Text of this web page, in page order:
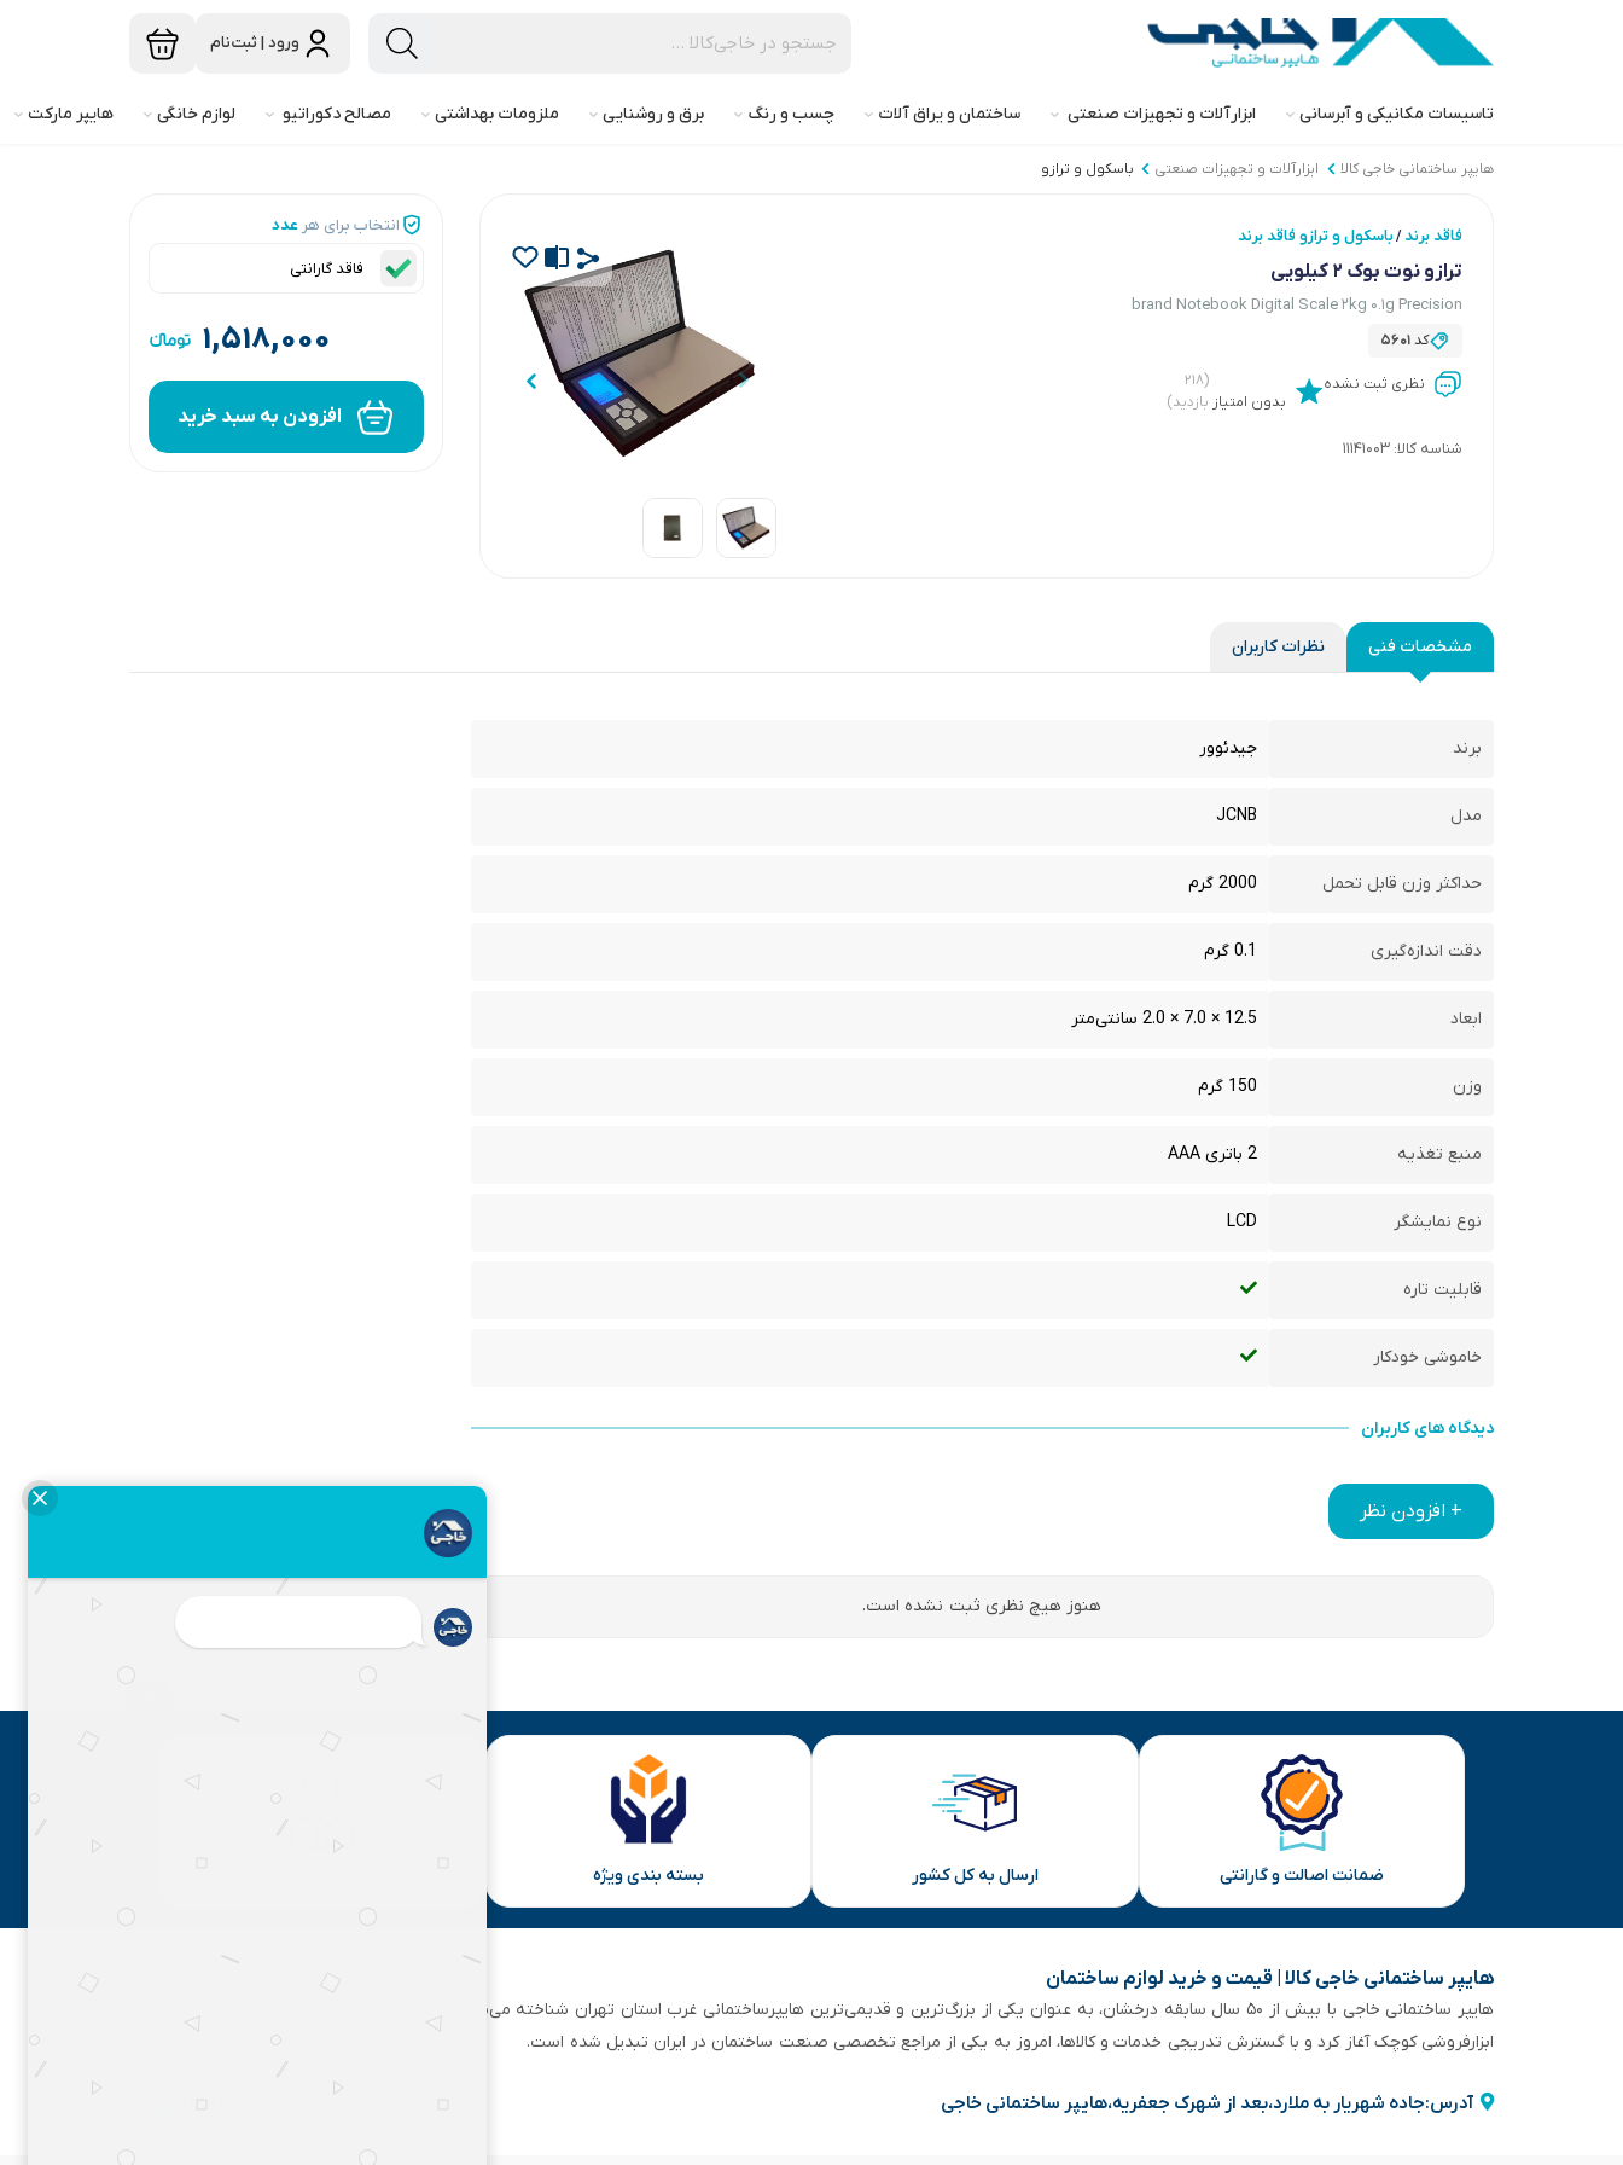
ورود | ثبت‌نام
تاسیسات مکانیکی و آبرسانی ابزارآلات و تجهیزات صنعتی ساختمان و یراق آلات چسب و رنگ برق و روشنایی ملزومات بهداشتی مصالح دکوراتیو لوازم خانگی هایپر مارکت
هایپر ساختمانی خاجی‌ کالا ابزارآلات و تجهیزات صنعتی باسکول و ترازو
فاقد برند/باسکول و ترازو فاقد برند
ترازو نوت بوک 2 کیلویی
brand Notebook Digital Scale 2kg 0.1g Precision
کد5601
نظری ثبت نشده
بدون امتیاز
(۲۱۸
بازدید)
شناسه کالا: 11141003
انتخاب برای هر عدد
فاقد گارانتی
۱,۵۱۸,۰۰۰
افزودن به سبد خرید
مشخصات فنی نظرات کاربران
برند جیدئوور
مدل JCNB
حداکثر وزن قابل تحمل 2000 گرم
دقت اندازه‌گیری 0.1 گرم
ابعاد 12.5 × 7.0 × 2.0 سانتی‌متر
وزن 150 گرم
منبع تغذیه 2 باتری AAA
نوع نمایشگر LCD
قابلیت تاره
خاموشی خودکار
دیدگاه های کاربران
+ افزودن نظر
هنوز هیچ نظری ثبت نشده است.
ضمانت اصالت و گارانتی ارسال به کل کشور بسته بندی ویژه
هایپر ساختمانی خاجی‌ کالا | قیمت و خرید لوازم ساختمان
هایپر ساختمانی خاجی‌ با بیش از ۵۰ سال سابقه‌ درخشان، به عنوان یکی از بزرگ‌ترین و قدیمی‌ترین هایپرساختمانی‌ غرب استان تهران شناخته می‌شود. این مجموعه بزرگ، فعالیت خود را از یک مغازه
ابزارفروشی کوچک آغاز کرد و با گسترش تدریجی خدمات و کالاها، امروز به یکی از مراجع تخصصی صنعت ساختمان در ایران تبدیل شده است.
آدرس:جاده شهریار به ملارد،بعد از شهرک جعفریه،هایپر ساختمانی خاجی